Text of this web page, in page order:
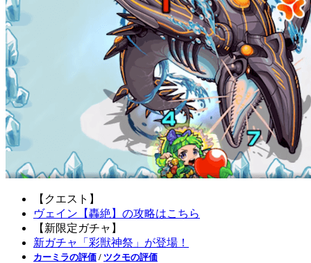
【クエスト】
ヴェイン【轟絶】の攻略はこちら
【新限定ガチャ】
新ガチャ「彩獣神祭」が登場！
カーミラの評価 / ツクモの評価